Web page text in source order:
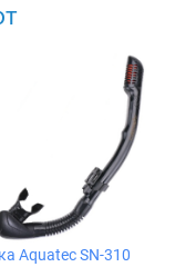
Aquatec SN-310